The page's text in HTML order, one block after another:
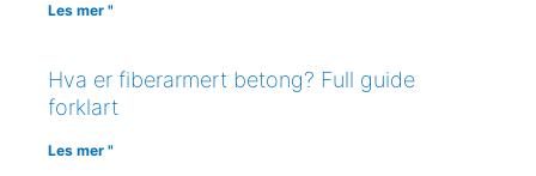
Les mer "
Hva er fiberarmert betong? Full guide
forklart
Les mer "